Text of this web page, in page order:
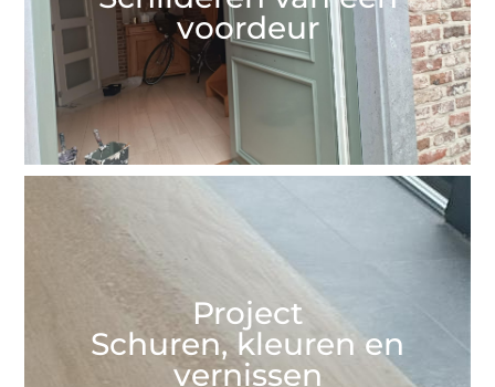
voordeur
Project
Schuren, kleuren en
vernissen